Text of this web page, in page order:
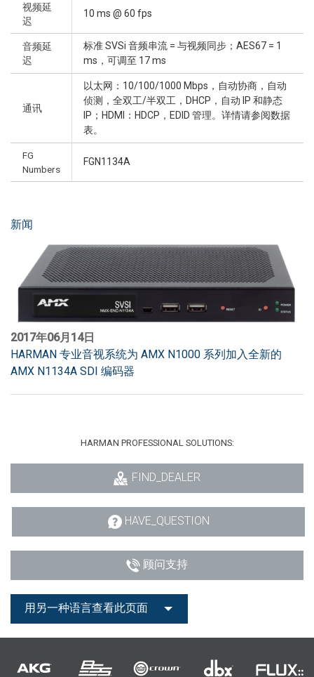
视频延
迟
10 ms @ 60 fps
音频延
迟
标准 SVSi 音频串流 = 与视频同步；AES67 = 1
ms，可调至 17 ms
通讯
以太网：10/100/1000 Mbps，自动协商，自动
侦测，全双工/半双工，DHCP，自动 IP 和静态
IP；HDMI：HDCP，EDID 管理。详情请参阅数据
表。
FG
Numbers
FGN1134A
新闻
2017年06月14日
HARMAN 专业音视系统为 AMX N1000 系列加入全新的
AMX N1134A SDI 编码器
HARMAN PROFESSIONAL SOLUTIONS:
FIND_DEALER
HAVE_QUESTION
顾问支持
用另一种语言查看此页面